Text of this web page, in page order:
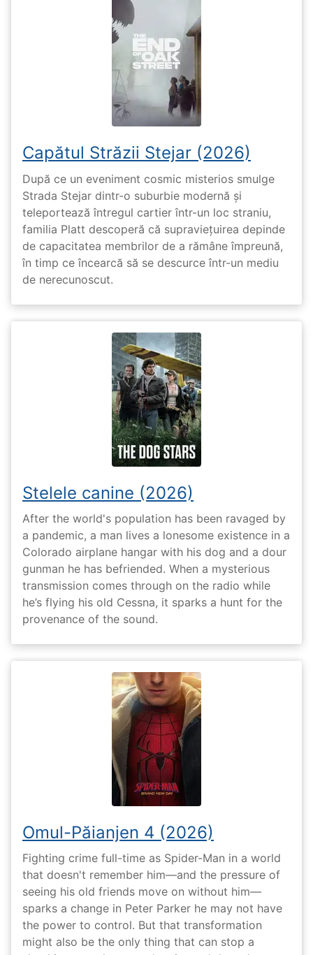
Capătul Străzii Stejar (2026)
După ce un eveniment cosmic misterios smulge
Strada Stejar dintr-o suburbie modernă și
teleportează întregul cartier într-un loc straniu,
familia Platt descoperă că supraviețuirea depinde
de capacitatea membrilor de a rămâne împreună,
în timp ce încearcă să se descurce într-un mediu
de nerecunoscut.
Stelele canine (2026)
After the world's population has been ravaged by
a pandemic, a man lives a lonesome existence in a
Colorado airplane hangar with his dog and a dour
gunman he has befriended. When a mysterious
transmission comes through on the radio while
he’s flying his old Cessna, it sparks a hunt for the
provenance of the sound.
Omul-Păianjen 4 (2026)
Fighting crime full-time as Spider-Man in a world
that doesn't remember him—and the pressure of
seeing his old friends move on without him—
sparks a change in Peter Parker he may not have
the power to control. But that transformation
might also be the only thing that can stop a